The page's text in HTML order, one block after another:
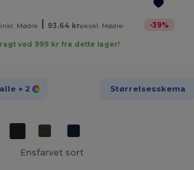
inkl. Mødre 93.64 krekskl. Mødre -39%
ved 999 kr fra dette lager!
+ 2 Størrelsesskema
Ensfarvet sort